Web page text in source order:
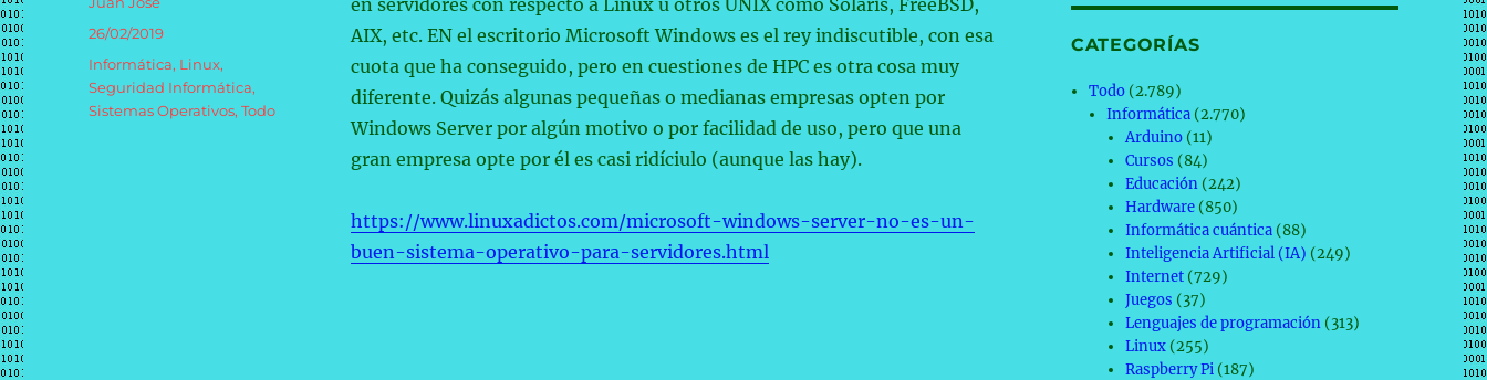
en servidores con respecto a Linux u otros UNIX como Solaris, FreeBSD,
AIX, etc. EN el escritorio Microsoft Windows es el rey indiscutible, con esa
cuota que ha conseguido, pero en cuestiones de HPC es otra cosa muy
diferente. Quizás algunas pequeñas o medianas empresas opten por
Windows Server por algún motivo o por facilidad de uso, pero que una
gran empresa opte por él es casi ridíciulo (aunque las hay).
https://www.linuxadictos.com/microsoft-windows-server-no-es-un-
buen-sistema-operativo-para-servidores.html
Publicado
26/02/2019
Categorías
Informática, Linux,
Seguridad Informática,
Sistemas Operativos,Todo
CATEGORÍAS
Todo (2.789)
Informática (2.770)
Arduino(11)
Cursos (84)
Educación(242)
Hardware(850)
Informática cuántica(88)
Inteligencia Artificial (IA) (249)
Internet(729)
Juegos (37)
Lenguajes de programación(313)
Linux(255)
Raspberry Pi(187)